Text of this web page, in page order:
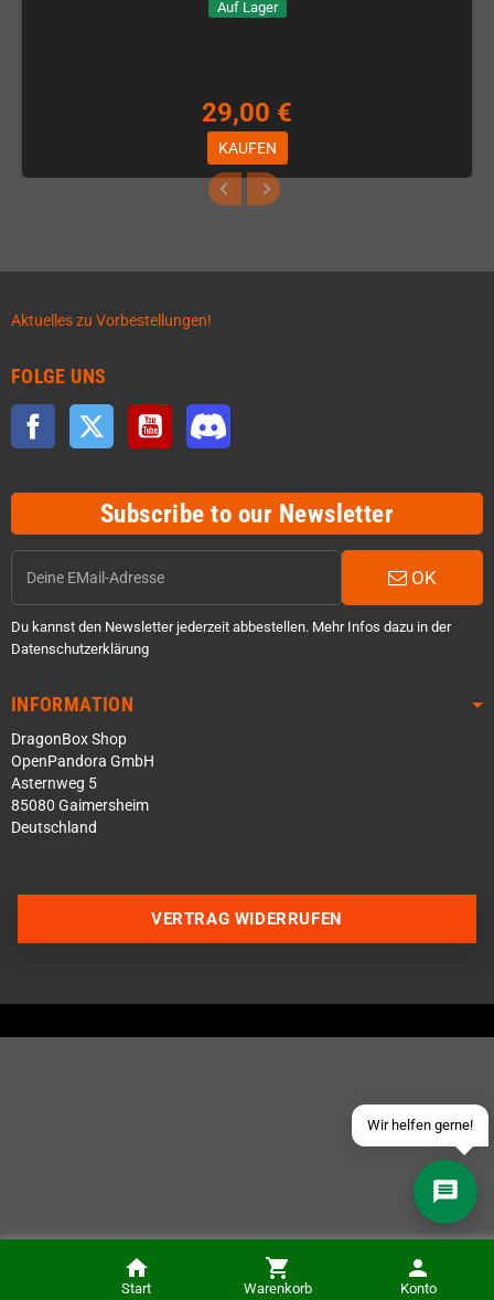
Auf Lager
29,00 €
KAUFEN
Frogun Deluxe Edition (NSW)
IN DEN KORB
Aktuelles zu Vorbestellungen!
FOLGE UNS
Facebook Twitter YouTube
Subscribe to our Newsletter
OK
Du kannst den Newsletter jederzeit abbestellen. Mehr Infos dazu in der
Datenschutzerklärung
INFORMATION
DragonBox Shop
OpenPandora GmbH
Asternweg 5
85080 Gaimersheim
Deutschland
Start Warenkorb Konto
Wir helfen gerne!
Über WhatsApp schreiben
Schick uns eine eMail
VERTRAG WIDERRUFEN